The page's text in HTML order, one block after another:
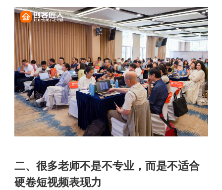
二、很多老师不是不专业，而是不适合
硬卷短视频表现力